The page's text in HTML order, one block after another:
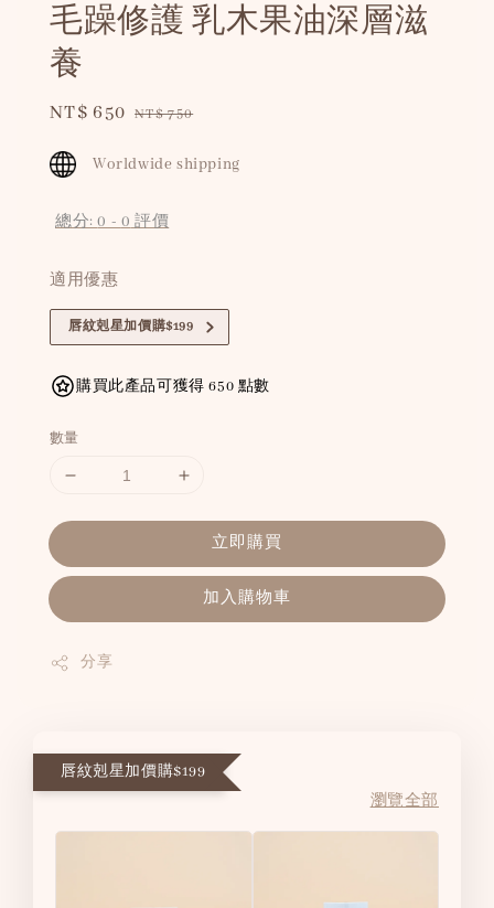
毛躁修護 乳木果油深層滋
養
Sale
NT$ 650 Regular
NT$ 750
Worldwide shipping
總分:0 - 0 評價
適用優惠
唇紋剋星加價購$199
購買此產品可獲得 650 點數
數量
立即購買
加入購物車
分享
唇紋剋星加價購$199
瀏覽全部